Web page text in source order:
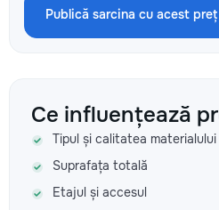
Publică sarcina cu acest preț
Ce influențează
Tipul și calitatea materialului
Suprafața totală
Etajul și accesul